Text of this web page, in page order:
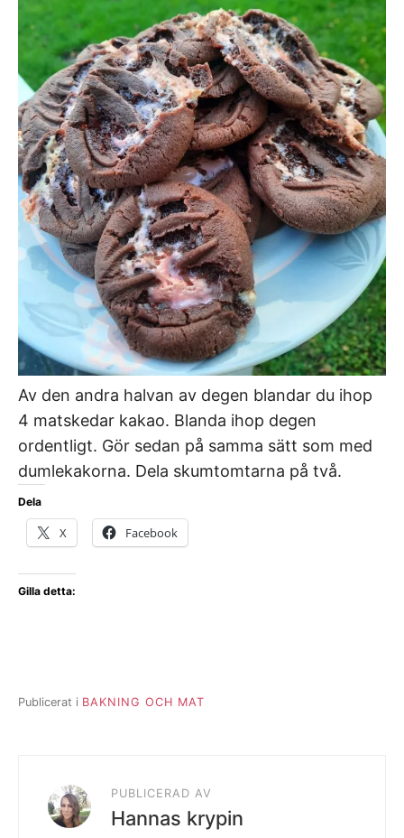
Av den andra halvan av degen blandar du ihop
4 matskedar kakao. Blanda ihop degen
ordentligt. Gör sedan på samma sätt som med
dumlekakorna. Dela skumtomtarna på två.
Dela
X Facebook
Gilla detta:
Publicerat i BAKNING OCH MAT
PUBLICERAD AV
Hannas krypin